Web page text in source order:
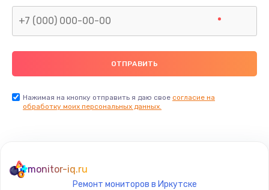
Нажимая на кнопку отправить я даю свое согласие на
обработку моих персональных данных.
monitor-iq.ru
Ремонт мониторов в Иркутске